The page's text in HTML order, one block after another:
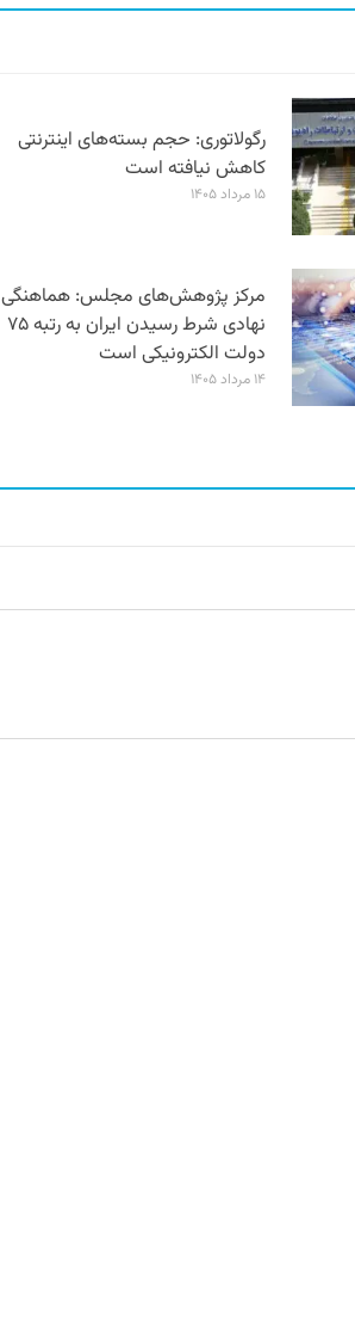
رگولاتوری: حجم بسته‌های اینترنتی
کاهش نیافته است
۱۵ مرداد ۱۴۰۵
مرکز پژوهش‌های مجلس: هماهنگی
نهادی شرط رسیدن ایران به رتبه ۷۵
دولت الکترونیکی است
۱۴ مرداد ۱۴۰۵